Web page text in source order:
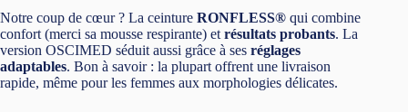
Notre coup de cœur ? La ceinture RONFLESS® qui combine
confort (merci sa mousse respirante) et résultats probants. La
version OSCIMED séduit aussi grâce à ses réglages
adaptables. Bon à savoir : la plupart offrent une livraison
rapide, même pour les femmes aux morphologies délicates.